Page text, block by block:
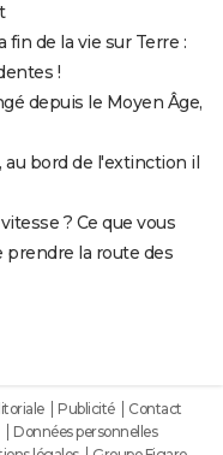
fin de la vie sur Terre :
!
depuis le Moyen Âge,
bord de l'extinction il
? Ce que vous
prendre la route des
Publicité
Contact
Données personnelles